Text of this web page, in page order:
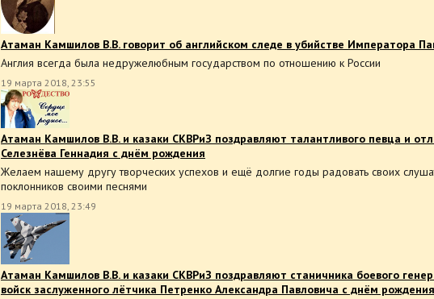
Атаман Камшилов В.В. говорит об английском следе в убийстве Императора
Англия всегда была недружелюбным государством по отношению к России
19 марта 2018, 23:55
Атаман Камшилов В.В. и казаки СКВРиЗ поздравляют талантливого певца и
Селезнёва Геннадия с днём рождения
Желаем нашему другу творческих успехов и ещё долгие годы радовать своих
поклонников своими песнями
19 марта 2018, 23:49
Атаман Камшилов В.В. и казаки СКВРиЗ поздравляют станичника боевого
войск заслуженного лётчика Петренко Александра Павловича с днём рождения